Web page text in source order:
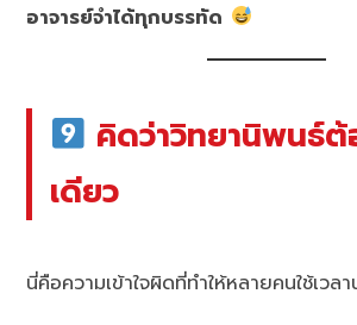
อาจารย์จำได้ทุกบรรทัด
คิดว่าวิทยานิพนธ์
เดียว
นี่คือความเข้าใจผิดที่ทำให้หลายคนใช้เวล